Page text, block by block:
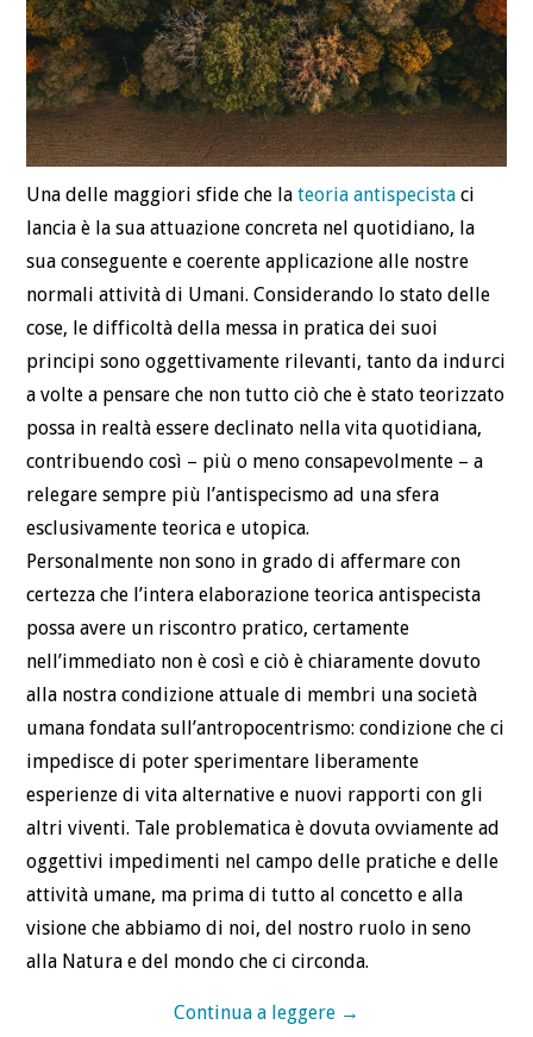
Una delle maggiori sfide che lateoria antispecista ci
lancia è la sua attuazione concreta nel quotidiano, la
sua conseguente e coerente applicazione alle nostre
normali attività di Umani. Considerando lo stato delle
cose, le difficoltà della messa in pratica dei suoi
principi sono oggettivamente rilevanti, tanto da indurci
a volte a pensare che non tutto ciò che è stato teorizzato
possa in realtà essere declinato nella vita quotidiana,
contribuendo così – più o meno consapevolmente – a
relegare sempre più l’antispecismo ad una sfera
esclusivamente teorica e utopica.
Personalmente non sono in grado di affermare con
certezza che l’intera elaborazione teorica antispecista
possa avere un riscontro pratico, certamente
nell’immediato non è così e ciò è chiaramente dovuto
alla nostra condizione attuale di membri una società
umana fondata sull’antropocentrismo: condizione che ci
impedisce di poter sperimentare liberamente
esperienze di vita alternative e nuovi rapporti con gli
altri viventi. Tale problematica è dovuta ovviamente ad
oggettivi impedimenti nel campo delle pratiche e delle
attività umane, ma prima di tutto al concetto e alla
visione che abbiamo di noi, del nostro ruolo in seno
alla Natura e del mondo che ci circonda.
Continua a leggere →